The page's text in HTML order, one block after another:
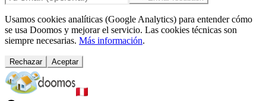
Usamos cookies analíticas (Google Analytics) para entender cómo
se usa Doomos y mejorar el servicio. Las cookies técnicas son
siempre necesarias. Más información.
Rechazar Aceptar